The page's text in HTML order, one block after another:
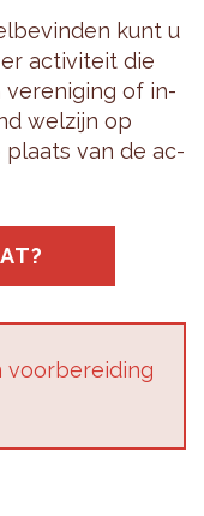
kunt u
ac­ti­vi­teit die
ver­e­ni­ging of in­
wel­zijn op
plaats van de ac­
voor­be­rei­ding